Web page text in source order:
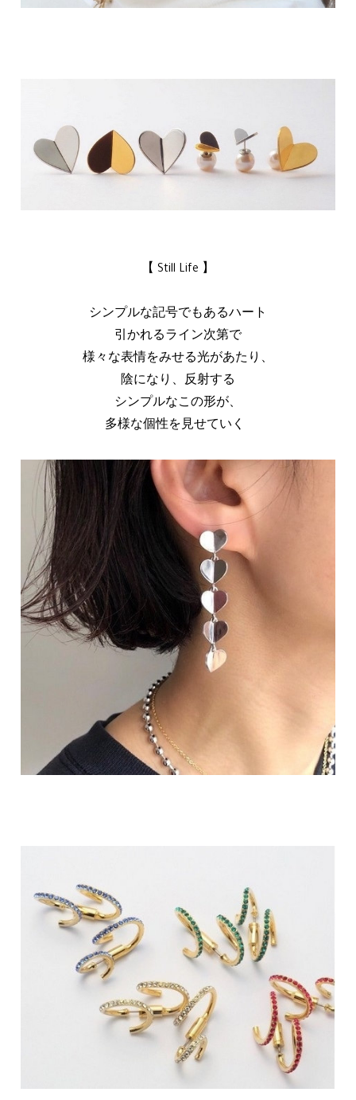
【 Still Life 】
シンプルな記号でもあるハート
引かれるライン次第で
様々な表情をみせる光があたり、
陰になり、反射する
シンプルなこの形が、
多様な個性を見せていく